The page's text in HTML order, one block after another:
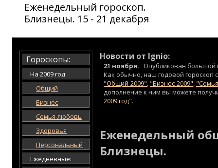
Еженедельный гороскоп.
Близнецы. 15 - 21 декабря
Гороскопы:
На 2009 год:
Общий
Бизнес
Семья-любовь
Здоровья
Персональный
Ежедневные:
Новости от Ignio:
21 ноября. Опубликован
Как обычно, наш годовой гороскоп
"Общий-2009", "Бизнес-2009",
дополнение к ним вы можете
2009 год".
Еженедельный
Близнецы.